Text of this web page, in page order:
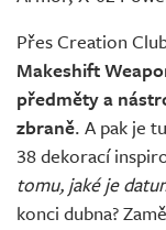
Přes Creation
Makeshift
předměty a
zbraně. A pak je
38 dekorací
tomu, jaké je
konci dubna?